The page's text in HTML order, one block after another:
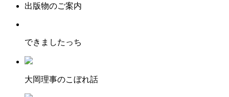
出版物のご案内
できましたっち
大岡理事のこぼれ話